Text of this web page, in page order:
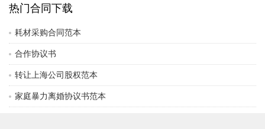
热门合同下载
耗材采购合同范本
合作协议书
转让上海公司股权范本
家庭暴力离婚协议书范本